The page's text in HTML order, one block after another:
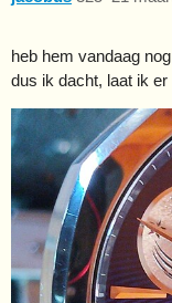
heb hem vandaag
dus ik dacht, laat ik